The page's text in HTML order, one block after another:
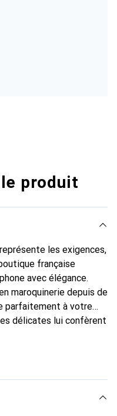
produit
les exigences,
française
avec élégance.
maroquinerie depuis de
parfaitement à votre
délicates lui confèrent
Reconnaître
une clientèle